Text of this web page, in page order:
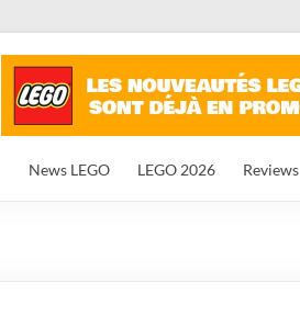
News LEGO LEGO 2026 Reviews